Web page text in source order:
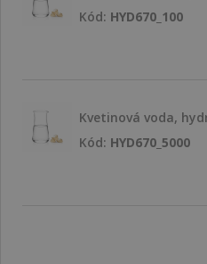
Kód: HYD670_100
Kvetinová voda,
Kód: HYD670_5000